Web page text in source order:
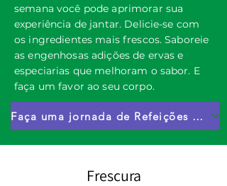
semana você pode aprimorar sua
experiência de jantar. Delicie-se com
os ingredientes mais frescos. Saboreie
as engenhosas adições de ervas e
especiarias que melhoram o sabor. E
faça um favor ao seu corpo.
Faça uma jornada de Refeições Alimentares de Verdade agora
Frescura